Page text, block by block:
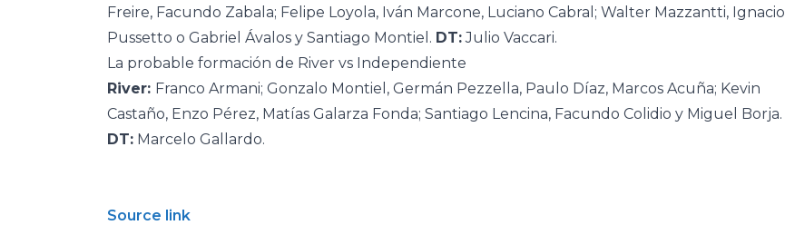
Freire, Facundo Zabala; Felipe Loyola, Iván Marcone, Luciano Cabral; Walter Mazzantti, Ignacio
Pussetto o Gabriel Ávalos y Santiago Montiel. DT:Julio Vaccari.
La probable formación de River vs Independiente
River: Franco Armani; Gonzalo Montiel, Germán Pezzella, Paulo Díaz, Marcos Acuña; Kevin
Castaño, Enzo Pérez, Matías Galarza Fonda; Santiago Lencina, Facundo Colidio y Miguel Borja.
DT: Marcelo Gallardo.
Source link